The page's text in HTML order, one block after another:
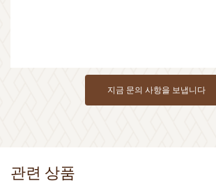
지금 문의 사항을 보냅니다
관련 상품